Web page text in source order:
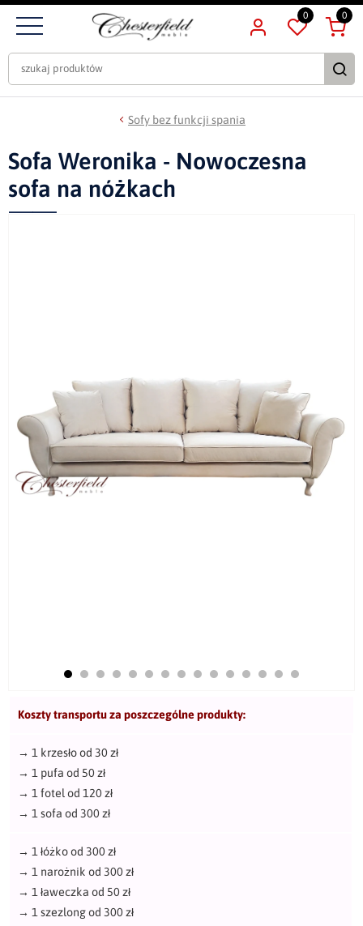
0 0
Sofy bez funkcji spania
Sofa Weronika - Nowoczesna
sofa na nóżkach
Koszty transportu za poszczególne produkty:
→ 1 krzesło od 30 zł
→ 1 pufa od 50 zł
→ 1 fotel od 120 zł
→ 1 sofa od 300 zł
→ 1 łóżko od 300 zł
→ 1 narożnik od 300 zł
→ 1 ławeczka od 50 zł
→ 1 szezlong od 300 zł